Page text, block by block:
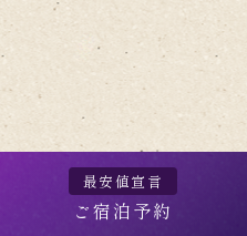
最安値宣言
ご宿泊予約